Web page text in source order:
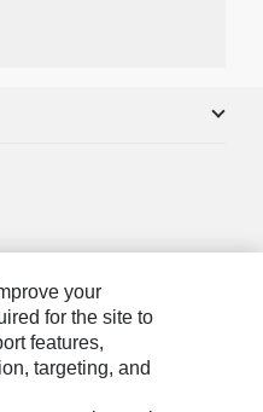
your
for the site to
features,
targeting, and